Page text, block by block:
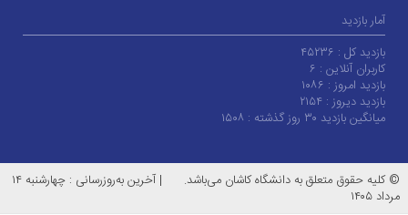
آمار بازدید
بازدید کل : ۴۵۲۳۶
کاربران آنلاین : ۶
بازدید امروز : ۱۰۸۶
بازدید دیروز : ۲۱۵۴
میانگین بازدید ۳۰ روز گذشته :
۱۵۰۸
© کلیه حقوق متعلق به دانشگاه کاشان می‌باشد. |
آخرین به‌روزرسانی : چهارشنبه ۱۴
مرداد ۱۴۰۵